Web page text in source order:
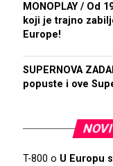
MONOPLAY / Od
koji je trajno
Europe!
SUPERNOVA
popuste i ove
T-800 o U Europu